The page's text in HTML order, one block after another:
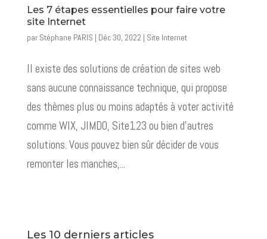
Les 7 étapes essentielles pour faire votre
site Internet
par Stéphane PARIS | Déc 30, 2022 | Site Internet
Il existe des solutions de création de sites web
sans aucune connaissance technique, qui propose
des thèmes plus ou moins adaptés à voter activité
comme WIX, JIMDO, Site123 ou bien d’autres
solutions. Vous pouvez bien sûr décider de vous
remonter les manches,...
Les 10 derniers articles